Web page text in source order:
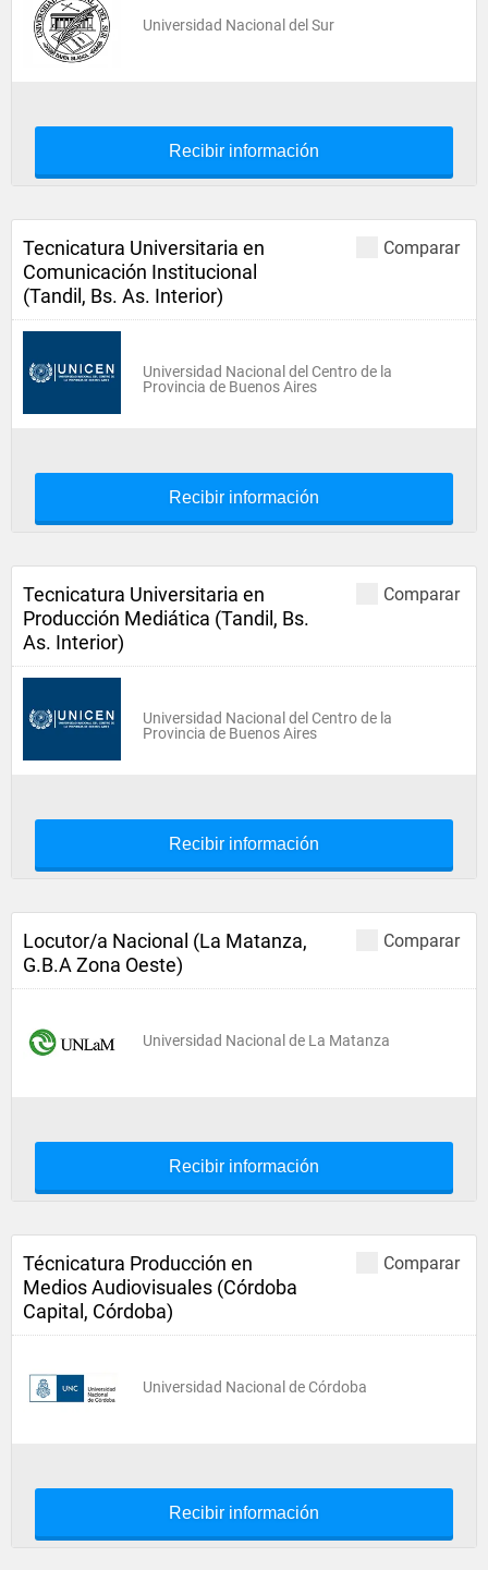
Universidad Nacional del Sur
Recibir información
Comparar
Tecnicatura Universitaria en
Comunicación Institucional
(Tandil, Bs. As. Interior)
Universidad Nacional del Centro de la
Provincia de Buenos Aires
Recibir información
Comparar
Tecnicatura Universitaria en
Producción Mediática (Tandil, Bs.
As. Interior)
Universidad Nacional del Centro de la
Provincia de Buenos Aires
Recibir información
Comparar
Locutor/a Nacional (La Matanza,
G.B.A Zona Oeste)
Universidad Nacional de La Matanza
Recibir información
Comparar
Técnicatura Producción en
Medios Audiovisuales (Córdoba
Capital, Córdoba)
Universidad Nacional de Córdoba
Recibir información